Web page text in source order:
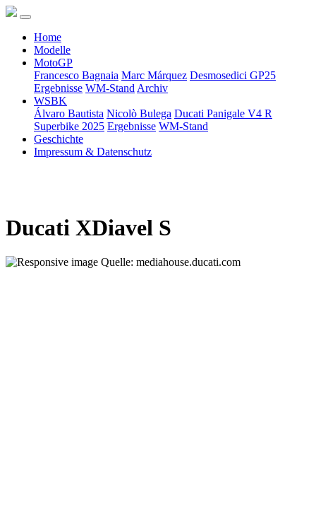
Home
Modelle
MotoGP
Francesco Bagnaia Marc Márquez Desmosedici GP25
Ergebnisse WM-Stand Archiv
WSBK
Álvaro Bautista Nicolò Bulega Ducati Panigale V4 R
Superbike 2025 Ergebnisse WM-Stand
Geschichte
Impressum & Datenschutz
Ducati XDiavel S
Quelle: mediahouse.ducati.com